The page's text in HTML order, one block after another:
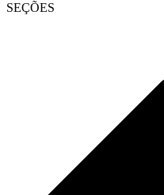
SEÇÕES